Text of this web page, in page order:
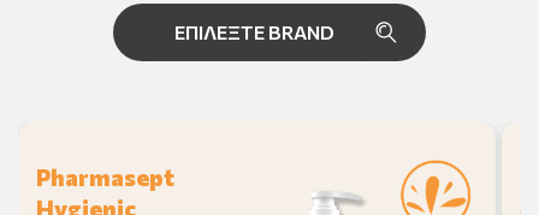
Pharmasept
Hygienic